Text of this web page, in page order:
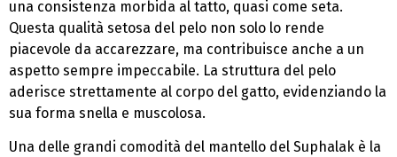
una consistenza morbida al tatto, quasi come seta.
Questa qualità setosa del pelo non solo lo rende
piacevole da accarezzare, ma contribuisce anche a un
aspetto sempre impeccabile. La struttura del pelo
aderisce strettamente al corpo del gatto, evidenziando la
sua forma snella e muscolosa.
Una delle grandi comodità del mantello del Suphalak è la